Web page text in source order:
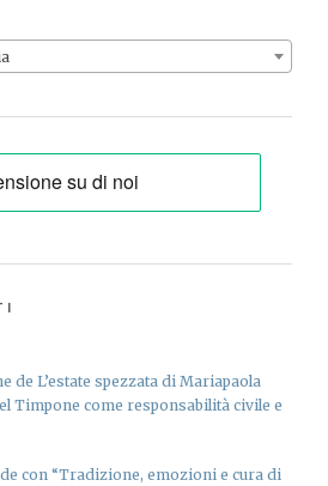
de L’estate spezzata di Mariapaola
Timpone come responsabilità civile e
con “Tradizione, emozioni e cura di